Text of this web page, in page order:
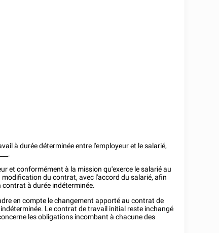
à durée déterminée entre l'employeur et le salarié,
.
et conformément à la mission qu'exerce le salarié au
modification du contrat, avec l'accord du salarié, afin
à durée indéterminée.
en compte le changement apporté au contrat de
Le contrat de travail initial reste inchangé
les obligations incombant à chacune des